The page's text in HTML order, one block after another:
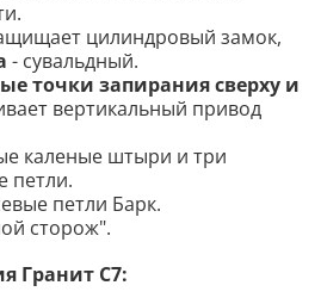
цилиндровый замок,
- сувальдный.
точки запирания сверху и
вертикальный привод
каленые штыри и три
петли.
петли Барк.
сторож".
Гранит С7: